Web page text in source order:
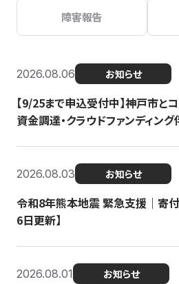
障害報告
2026.08.06 お知らせ
【9/25まで申込受付中】神戸市と
資金調達・クラウドファンディン
2026.08.03 お知らせ
令和8年熊本地震 緊急支援｜寄
6日更新】
2026.08.01 お知らせ